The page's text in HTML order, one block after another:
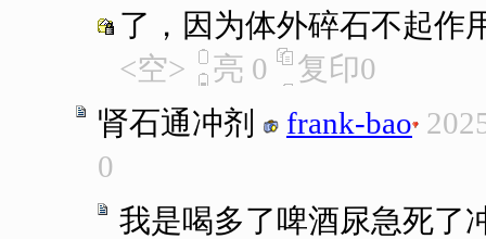
了，因为体外碎石不起作
<空>
亮 0 复印0
肾石通冲剂
frank-bao
0
我是喝多了啤酒尿急死了